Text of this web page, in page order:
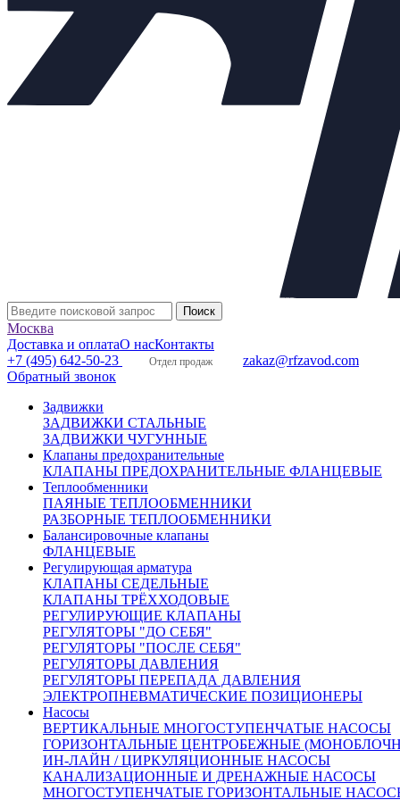
Москва
Доставка и оплатаО насКонтакты
+7 (495) 642-50-23
Отдел продаж
zakaz@rfzavod.com
Обратный звонок
Задвижки
ЗАДВИЖКИ СТАЛЬНЫЕ
ЗАДВИЖКИ ЧУГУННЫЕ
Клапаны предохранительные
КЛАПАНЫ ПРЕДОХРАНИТЕЛЬНЫЕ ФЛАНЦЕВЫЕ
Теплообменники
ПАЯНЫЕ ТЕПЛООБМЕННИКИ
РАЗБОРНЫЕ ТЕПЛООБМЕННИКИ
Балансировочные клапаны
ФЛАНЦЕВЫЕ
Регулирующая арматура
КЛАПАНЫ СЕДЕЛЬНЫЕ
КЛАПАНЫ ТРЁХХОДОВЫЕ
РЕГУЛИРУЮЩИЕ КЛАПАНЫ
РЕГУЛЯТОРЫ "ДО СЕБЯ"
РЕГУЛЯТОРЫ "ПОСЛЕ СЕБЯ"
РЕГУЛЯТОРЫ ДАВЛЕНИЯ
РЕГУЛЯТОРЫ ПЕРЕПАДА ДАВЛЕНИЯ
ЭЛЕКТРОПНЕВМАТИЧЕСКИЕ ПОЗИЦИОНЕРЫ
Насосы
ВЕРТИКАЛЬНЫЕ МНОГОСТУПЕНЧАТЫЕ НАСОСЫ
ГОРИЗОНТАЛЬНЫЕ ЦЕНТРОБЕЖНЫЕ
ИН-ЛАЙН / ЦИРКУЛЯЦИОННЫЕ НАСОСЫ
КАНАЛИЗАЦИОННЫЕ И ДРЕНАЖНЫЕ НАСОСЫ
МНОГОСТУПЕНЧАТЫЕ ГОРИЗОНТАЛЬНЫЕ
Материалы основных деталей
Корпус
Сталь 25Л
Плунжер, седло
Сталь 20Х13
Уплотнение в затворе
«металл по металлу»
4Уплотнение сальника Графлекс
Регулируется поток рабочей среды
седла, изменяя тем самым пропускную способность клапана
электропривод, который изменет площадь открытого
и сальниковому уплотнению осуществляется полная
комплектуются ЭИМ – ST,
МТ, SP «Regada» различных типов исполнения: в
умеренном климатическом. Стандартное исполнение
электрическое подсоединение – на клеммную
колодку;
механическое присоединение – фланцевое,
присоединительная муфта – резьбовая;
простой (1x100 Ом), токовый (4-20мА) без
источника питания;
указатель положения;
ручной дублер управления.
Технические данные
электропривода:
Тип привода
Рабочий ход, мм
20
Скорость управления, мм/
Время закрытия, с
40
Усилие на штоке, кН
5,8
Режим работы
повторно-
кратковременный
Напряжение питания
(управляющее)
230В, 50Гц
Мощность потребляемая, Вт
15
Масса, кг
7,8